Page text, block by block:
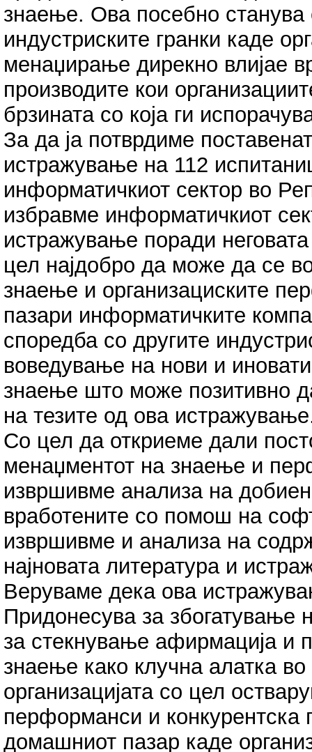
знаење. Ова посебно станува
индустриските гранки каде
менаџирање дирекно влијае
производите кои
брзината со која ги
За да ја потврдиме
истражување на 112
информатичкиот сектор во
избравме информатичкиот
истражување поради
цел најдобро да може да се
знаење и организациските
пазари информатичките
споредба со другите
воведување на нови и
знаење што може позитивно
на тезите од ова
Со цел да откриеме дали
менаџментот на знаење и
извршивме анализа на
вработените со помош на
извршивме и анализа на
најновата литература и
Веруваме дека ова
Придонесува за збогатување
за стекнување афирмација и
знаење како клучна алатка
организацијата со цел
перформанси и конкурентска
домашниот пазар каде